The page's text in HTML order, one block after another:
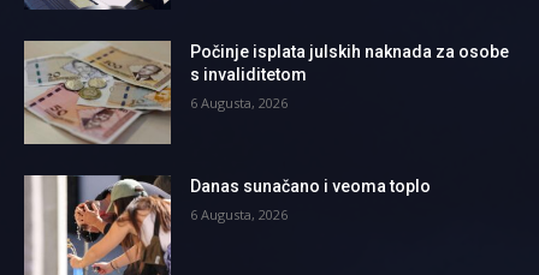
Počinje isplata julskih naknada za osobe
s invaliditetom
6 Augusta, 2026
Danas sunačano i veoma toplo
6 Augusta, 2026